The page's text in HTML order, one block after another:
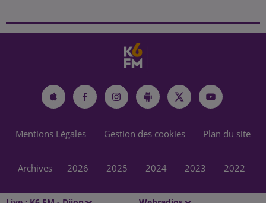
Mentions Légales Gestion des cookies Plan du site
Archives 2026 2025 2024 2023 2022